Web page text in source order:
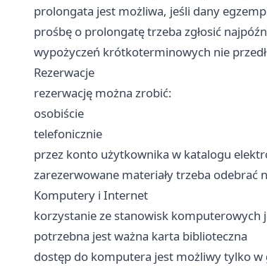
prolongata jest możliwa, jeśli dany
prośbę o prolongatę trzeba zgłosić
wypożyczeń krótkoterminowych nie
Rezerwacje
rezerwację można zrobić:
osobiście
telefonicznie
przez konto użytkownika w katalogu
zarezerwowane materiały trzeba odebrać
Komputery i Internet
korzystanie ze stanowisk komputerowych
potrzebna jest ważna karta biblioteczna
dostęp do komputera jest możliwy tylko